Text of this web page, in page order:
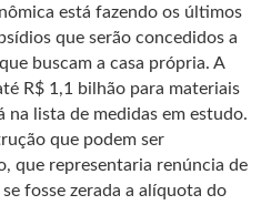
está fazendo os últimos
que serão concedidos a
buscam a casa própria. A
R$ 1,1 bilhão para materiais
lista de medidas em estudo.
que podem ser
que representaria renúncia de
fosse zerada a alíquota do